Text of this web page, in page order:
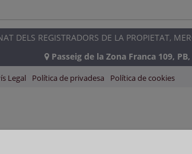
DELS REGISTRADORS DE LA PROPIETAT,
Passeig de la Zona Franca 109,
Legal Política de privadesa Política de cookies